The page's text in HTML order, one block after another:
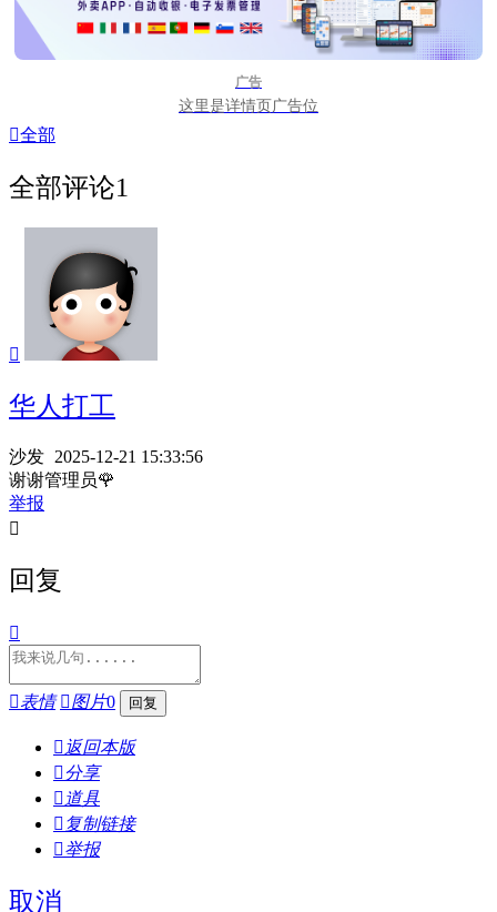
广告
这里是详情页广告位
全部
全部评论1

华人打工
沙发 2025-12-21 15:33:56
谢谢管理员🌹
举报

回复

表情 图片0
 返回本版
分享
 道具
 复制链接
举报
取消